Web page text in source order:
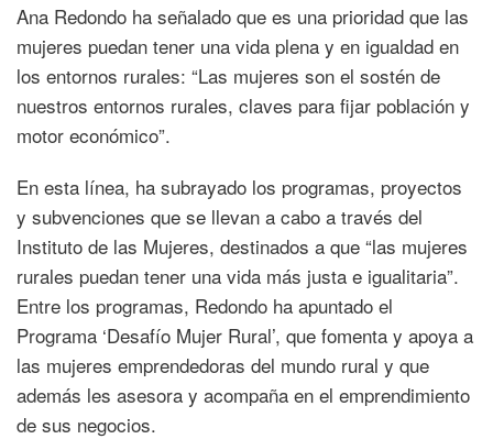
Ana Redondo ha señalado que es una prioridad que las
mujeres puedan tener una vida plena y en igualdad en
los entornos rurales: “Las mujeres son el sostén de
nuestros entornos rurales, claves para fijar población y
motor económico”.
En esta línea, ha subrayado los programas, proyectos
y subvenciones que se llevan a cabo a través del
Instituto de las Mujeres, destinados a que “las mujeres
rurales puedan tener una vida más justa e igualitaria”.
Entre los programas, Redondo ha apuntado el
Programa ‘Desafío Mujer Rural’, que fomenta y apoya a
las mujeres emprendedoras del mundo rural y que
además les asesora y acompaña en el emprendimiento
de sus negocios.